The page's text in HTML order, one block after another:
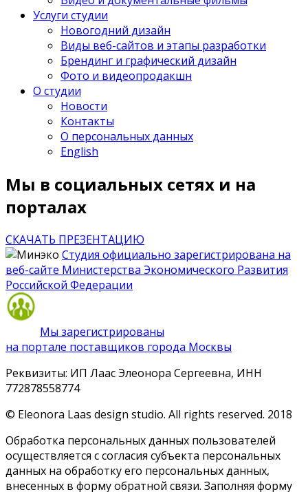
Услуги студии
Новогодний дизайн
Виды веб-сайтов и этапы разработки
Брендинг и графический дизайн
Фото и видеопродакшн
О студии
Новости
Контакты
О персональных данных
English
Мы в социальных сетях и на
порталах
СКАЧАТЬ ПРЕЗЕНТАЦИЮ
Студия официально зарегистрирована на
веб-сайте Министерства Экономического Развития
Российской Федерации
Мы зарегистрированы
на портале поставщиков города Москвы
Реквизиты: ИП Лаас Элеонора Сергеевна, ИНН
772878558774
© Eleonora Laas design studio. All rights reserved. 2018
Обработка персональных данных пользователей
осуществляется с согласия субъекта персональных
данных на обработку его персональных данных,
внесенных в форму обратной связи. Заполняя форму